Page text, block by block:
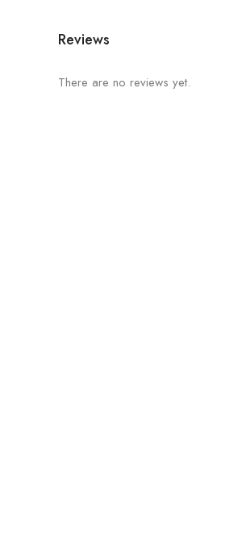
Reviews
There are no reviews yet.